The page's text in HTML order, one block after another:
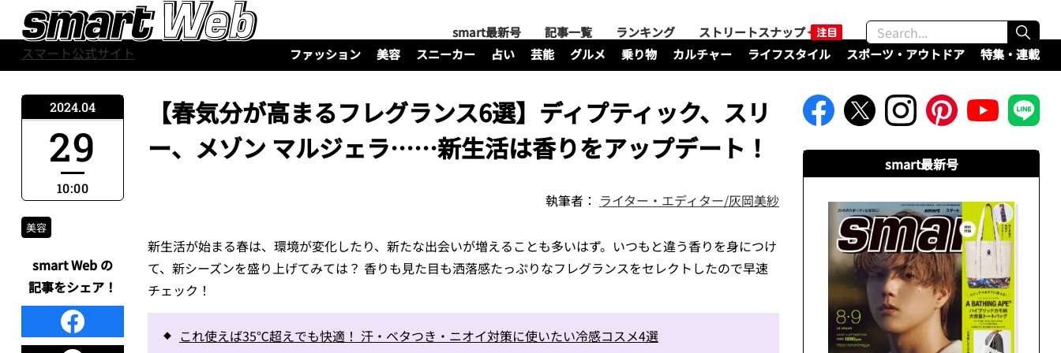
スマート公式サイト
smart最新号 記事一覧 ランキング
ストリートスナップ
ファッション
美容 スニーカー 占い 芸能 グルメ 乗り物 カルチャー ライフスタイル スポーツ・アウトドア 特集・連載
【春気分が高まるフレグランス6選】ディプティック、スリ
ー、メゾン マルジェラ……新生活は香りをアップデート！
執筆者： ライター・エディター/灰岡美紗
新生活が始まる春は、環境が変化したり、新たな出会いが増えることも多いはず。いつもと違う香りを身につけ
て、新シーズンを盛り上げてみては？ 香りも見た目も洒落感たっぷりなフレグランスをセレクトしたので早速
チェック！
これ使えば35℃超えでも快適！ 汗・ベタつき・ニオイ対策に使いたい冷感コスメ4選
2024.04
29
10:00
美容
smart Web の
記事をシェア！
smart最新号